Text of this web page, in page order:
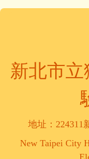
新北市
地址：224311
New Taipei City